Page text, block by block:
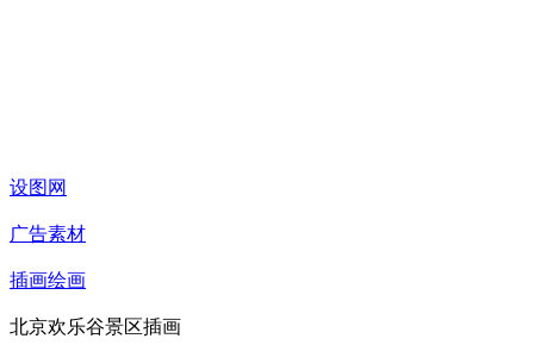
设图网
广告素材
插画绘画
北京欢乐谷景区插画